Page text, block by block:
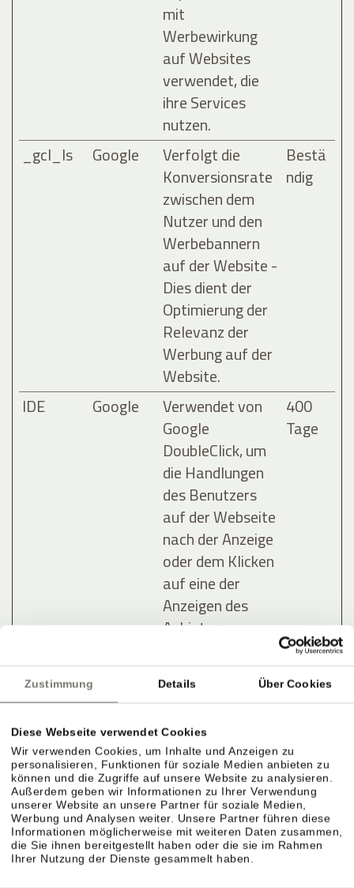
Zustimmung Details Über Cookies
Diese Webseite verwendet Cookies
Wir verwenden Cookies, um Inhalte und Anzeigen zu
personalisieren, Funktionen für soziale Medien anbieten zu
können und die Zugriffe auf unsere Website zu analysieren.
Außerdem geben wir Informationen zu Ihrer Verwendung
unserer Website an unsere Partner für soziale Medien,
Werbung und Analysen weiter. Unsere Partner führen diese
Informationen möglicherweise mit weiteren Daten zusammen,
die Sie ihnen bereitgestellt haben oder die sie im Rahmen
Ihrer Nutzung der Dienste gesammelt haben.
mit
Werbewirkung
auf Websites
verwendet, die
ihre Services
nutzen.
_gcl_ls Google
Verfolgt die
Konversionsrate
zwischen dem
Nutzer und den
Werbebannern
auf der Website -
Dies dient der
Optimierung der
Relevanz der
Werbung auf der
Website.
Bestä
ndig
IDE Google
Verwendet von
Google
DoubleClick, um
die Handlungen
des Benutzers
auf der Webseite
nach der Anzeige
oder dem Klicken
auf eine der
Anzeigen des
Anbieters zu
zu melden, mit
dem Zweck der
Wirksamkeit
einer Werbung
und der Anzeige
zielgerichteter
Werbung für den
Benutzer.
400
Tage